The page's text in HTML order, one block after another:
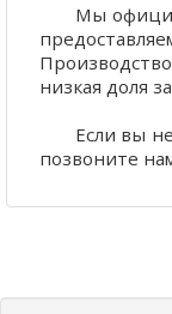
Мы
низкая доля
Если вы
позвоните